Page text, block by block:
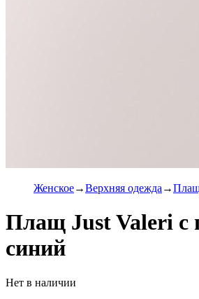
Женское Верхняя одежда
Плащ Just Valeri с
синий
Нет в наличии